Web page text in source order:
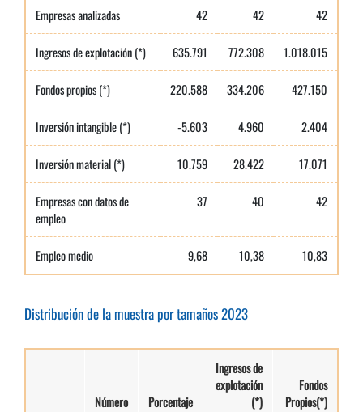
Empresas analizadas 42 42 42
Ingresos de explotación (*) 635.791 772.308 1.018.015
Fondos propios (*) 220.588 334.206 427.150
Inversión intangible (*) -5.603 4.960 2.404
Inversión material (*) 10.759 28.422 17.071
Empresas con datos de
empleo
37 40 42
Empleo medio 9,68 10,38 10,83
Distribución de la muestra por tamaños 2023
Número Porcentaje
Ingresos de
explotación
(*)
Fondos
Propios(*)